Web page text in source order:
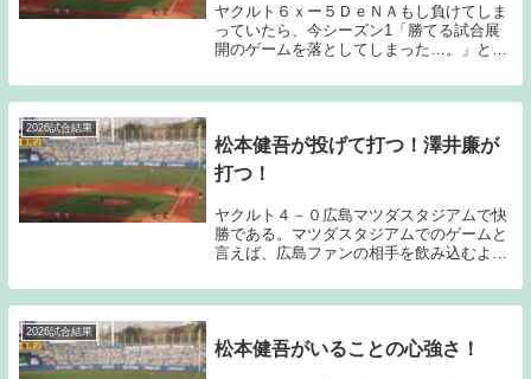
ヤクルト６ｘー５ＤｅＮＡもし負けてしま
っていたら、今シーズン1「勝てる試合展
開のゲームを落としてしまった…。」と感
良さ。②2アウト満塁から投手入江に先制
タイムリー2点タイムリー2ベースを浴び
2026試合結果
松本健吾が投げて打つ！澤井廉が
打つ！
ヤクルト４－０広島マツダスタジアムで快
勝である。マツダスタジアムでのゲームと
言えば、広島ファンの相手を飲み込むよう
が、最近はそういった雰囲気がなくなって
きている。しかし、週末に関してはまだそ
2026試合結果
松本健吾がいることの心強さ！